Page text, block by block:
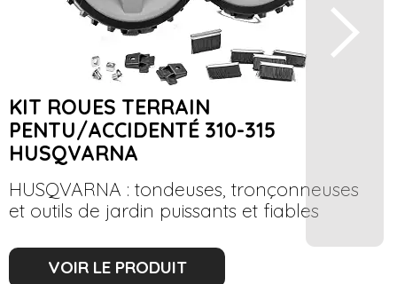
KIT ROUES TERRAIN
PENTU/ACCIDENTÉ 310-315
HUSQVARNA
HUSQVARNA : tondeuses, tronçonneuses
et outils de jardin puissants et fiables
VOIR LE PRODUIT